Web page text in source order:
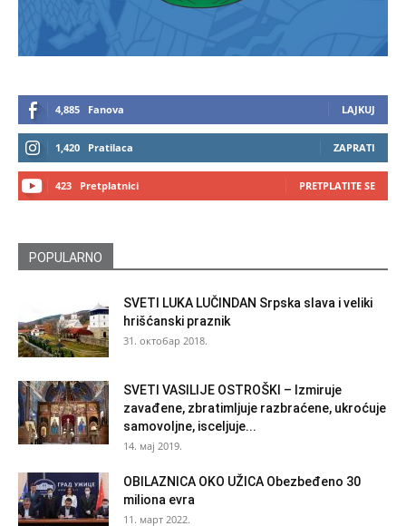
4,885 Fanova LAJKUJ
1,420 Pratilaca ZAPRATI
423 Pretplatnici PRETPLATITE SE
POPULARNO
SVETI LUKA LUČINDAN Srpska slava i veliki
hrišćanski praznik
31. октобар 2018.
SVETI VASILIJE OSTROŠKI – Izmiruje
zavađene, zbratimljuje razbraćene, ukroćuje
samovoljne, isceljuje...
14. мај 2019.
OBILAZNICA OKO UŽICA Obezbeđeno 30
miliona evra
11. март 2022.